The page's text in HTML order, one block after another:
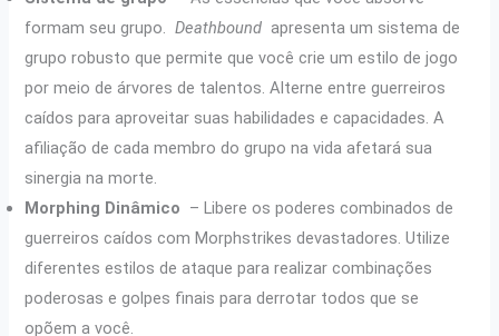
formam seu grupo.Deathbound apresenta um sistema de
grupo robusto que permite que você crie um estilo de jogo
por meio de árvores de talentos. Alterne entre guerreiros
caídos para aproveitar suas habilidades e capacidades. A
afiliação de cada membro do grupo na vida afetará sua
sinergia na morte.
Morphing Dinâmico – Libere os poderes combinados de
guerreiros caídos com Morphstrikes devastadores. Utilize
diferentes estilos de ataque para realizar combinações
poderosas e golpes finais para derrotar todos que se
opõem a você.